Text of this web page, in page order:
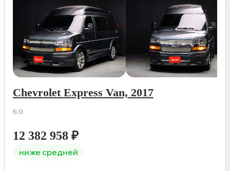
Chevrolet Express Van, 2017
6.0
12 382 958 ₽
ниже средней